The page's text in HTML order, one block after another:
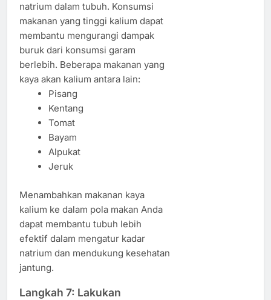
natrium dalam tubuh. Konsumsi
makanan yang tinggi kalium dapat
membantu mengurangi dampak
buruk dari konsumsi garam
berlebih. Beberapa makanan yang
kaya akan kalium antara lain:
Pisang
Kentang
Tomat
Bayam
Alpukat
Jeruk
Menambahkan makanan kaya
kalium ke dalam pola makan Anda
dapat membantu tubuh lebih
efektif dalam mengatur kadar
natrium dan mendukung kesehatan
jantung.
Langkah 7: Lakukan